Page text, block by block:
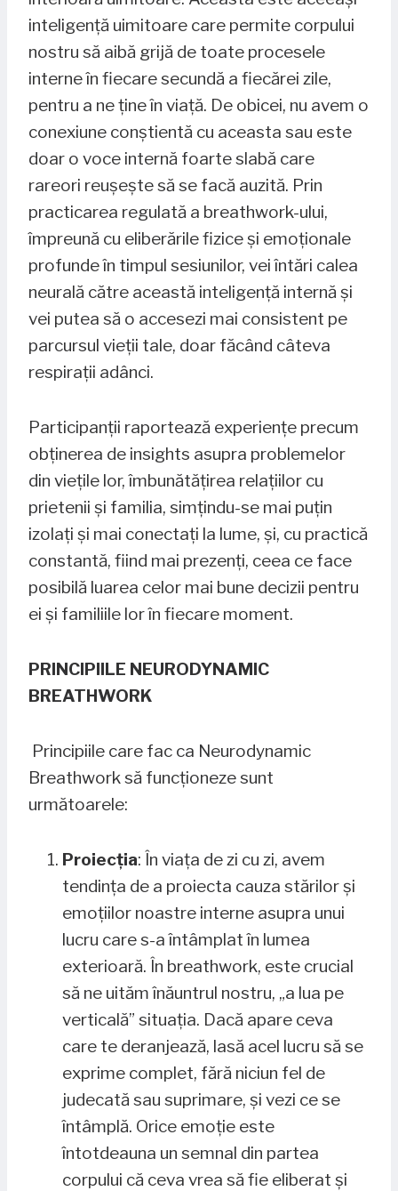
inteligență uimitoare care permite corpului
nostru să aibă grijă de toate procesele
interne în fiecare secundă a fiecărei zile,
pentru a ne ține în viață. De obicei, nu avem o
conexiune conștientă cu aceasta sau este
doar o voce internă foarte slabă care
rareori reușește să se facă auzită. Prin
practicarea regulată a breathwork-ului,
împreună cu eliberările fizice și emoționale
profunde în timpul sesiunilor, vei întări calea
neurală către această inteligență internă și
vei putea să o accesezi mai consistent pe
parcursul vieții tale, doar făcând câteva
respirații adânci.
Participanții raportează experiențe precum
obținerea de insights asupra problemelor
din viețile lor, îmbunătățirea relațiilor cu
prietenii și familia, simțindu-se mai puțin
izolați și mai conectați la lume, și, cu practică
constantă, fiind mai prezenți, ceea ce face
posibilă luarea celor mai bune decizii pentru
ei și familiile lor în fiecare moment.
PRINCIPIILE NEURODYNAMIC
BREATHWORK
Principiile care fac ca Neurodynamic
Breathwork să funcționeze sunt
următoarele:
Proiecția: În viața de zi cu zi, avem
tendința de a proiecta cauza stărilor și
emoțiilor noastre interne asupra unui
lucru care s-a întâmplat în lumea
exterioară. În breathwork, este crucial
să ne uităm înăuntrul nostru, „a lua pe
verticală” situația. Dacă apare ceva
care te deranjează, lasă acel lucru să se
exprime complet, fără niciun fel de
judecată sau suprimare, și vezi ce se
întâmplă. Orice emoție este
întotdeauna un semnal din partea
corpului că ceva vrea să fie eliberat și